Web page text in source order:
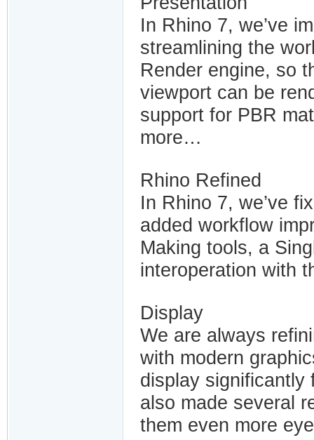
In Rhino 7, we’ve
streamlining the
Render engine, so
viewport can be
support for PBR
more…
Rhino Refined
In Rhino 7, we’ve
added workflow
Making tools, a
interoperation with
Display
We are always
with modern
display significantly
also made several
them even more